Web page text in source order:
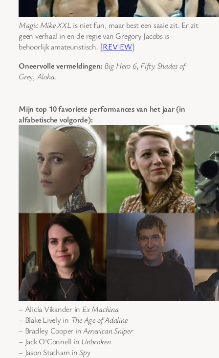
Magic Mike XXL is niet fun, maar best een saaie zit. Er zit
geen verhaal in en de regie van Gregory Jacobs is
behoorlijk amateuristisch. [REVIEW]
Oneervolle vermeldingen: Big Hero 6, Fifty Shades of
Grey, Aloha.
Mijn top 10 favoriete performances van het jaar (in
alfabetische volgorde):
– Alicia Vikander in Ex Machina
– Blake Lively in The Age of Adaline
– Bradley Cooper inAmerican Sniper
– Jack O’Connell in Unbroken
– Jason Statham inSpy